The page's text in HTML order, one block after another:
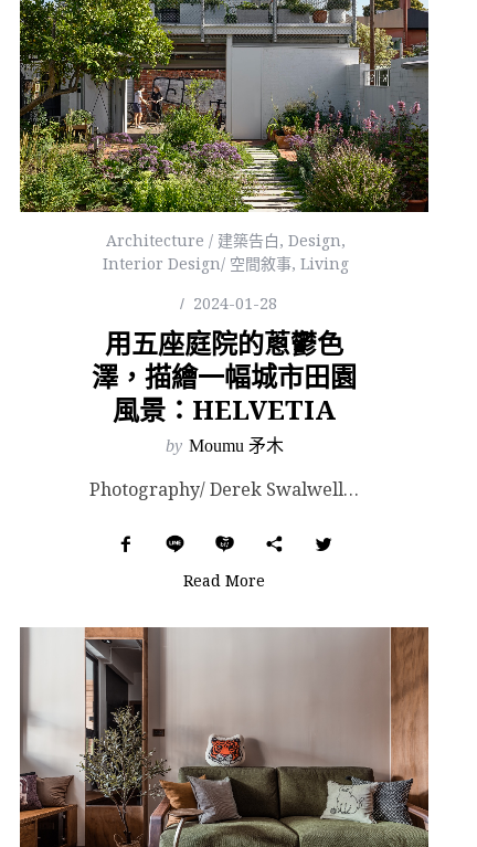
Architecture / 建築告白, Design,
Interior Design/ 空間敘事, Living
2024-01-28
用五座庭院的蔥鬱色
澤，描繪一幅城市田園
風景：HELVETIA
by Moumu 矛木
Photography/ Derek Swalwell. Images Courtesy of Au...
Read More